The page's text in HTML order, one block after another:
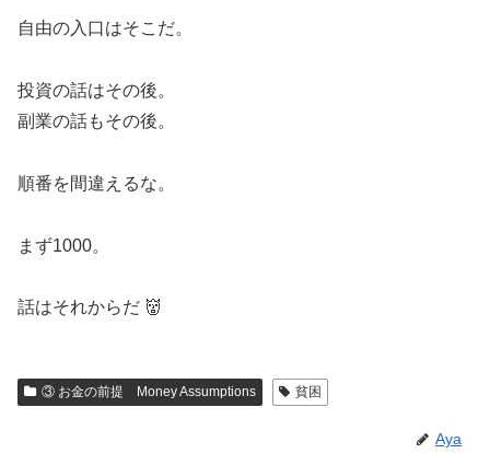
自由の入口はそこだ。
投資の話はその後。
副業の話もその後。
順番を間違えるな。
まず1000。
話はそれからだ 👹
③ お金の前提 Money Assumptions 貧困
Aya